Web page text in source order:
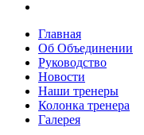
Главная
Об Объединении
Руководство
Новости
Наши тренеры
Колонка тренера
Галерея